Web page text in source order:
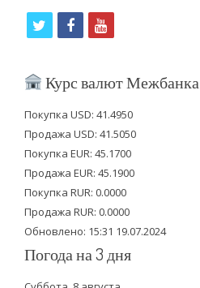
i
t
e
r
f
c
b
o
o
k
y
u
u
b
e
Курс валют Межбанка
Покупка USD: 41.4950
Продажа USD: 41.5050
Покупка EUR: 45.1700
Продажа EUR: 45.1900
Покупка RUR: 0.0000
Продажа RUR: 0.0000
Обновлено: 15:31 19.07.2024
Погода на 3 дня